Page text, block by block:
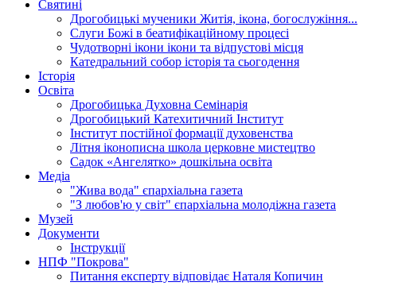
Святині
Дрогобицькі мученики Житія, ікона, богослужіння...
Слуги Божі в беатифікаційному процесі
Чудотворні ікони ікони та відпустові місця
Катедральний собор історія та сьогодення
Історія
Освіта
Дрогобицька Духовна Семінарія
Дрогобицький Катехитичний Інститут
Інститут постійної формації духовенства
Літня іконописна школа церковне мистецтво
Садок «Ангелятко» дошкільна освіта
Медіа
"Жива вода" єпархіальна газета
"З любов'ю у світ" єпархіальна молодіжна газета
Музей
Документи
Інструкції
НПФ "Покрова"
Питання експерту відповідає Наталя Копичин